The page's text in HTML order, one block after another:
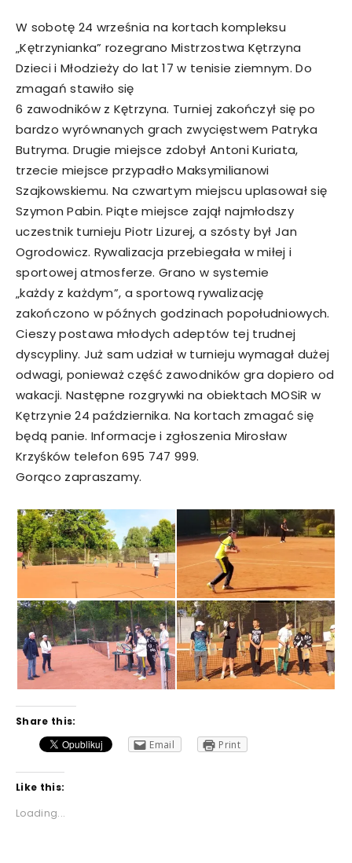
W sobotę 24 września na kortach kompleksu
„Kętrzynianka” rozegrano Mistrzostwa Kętrzyna
Dzieci i Młodzieży do lat 17 w tenisie ziemnym. Do
zmagań stawiło się
6 zawodników z Kętrzyna. Turniej zakończył się po
bardzo wyrównanych grach zwycięstwem Patryka
Butryma. Drugie miejsce zdobył Antoni Kuriata,
trzecie miejsce przypadło Maksymilianowi
Szajkowskiemu. Na czwartym miejscu uplasował się
Szymon Pabin. Piąte miejsce zajął najmłodszy
uczestnik turnieju Piotr Lizurej, a szósty był Jan
Ogrodowicz. Rywalizacja przebiegała w miłej i
sportowej atmosferze. Grano w systemie
„każdy z każdym”, a sportową rywalizację
zakończono w późnych godzinach popołudniowych.
Cieszy postawa młodych adeptów tej trudnej
dyscypliny. Już sam udział w turnieju wymagał dużej
odwagi, ponieważ część zawodników gra dopiero od
wakacji. Następne rozgrywki na obiektach MOSiR w
Kętrzynie 24 października. Na kortach zmagać się
będą panie. Informacje i zgłoszenia Mirosław
Krzyśków telefon 695 747 999.
Gorąco zapraszamy.
Share this:
Email
Print
Like this:
Loading...